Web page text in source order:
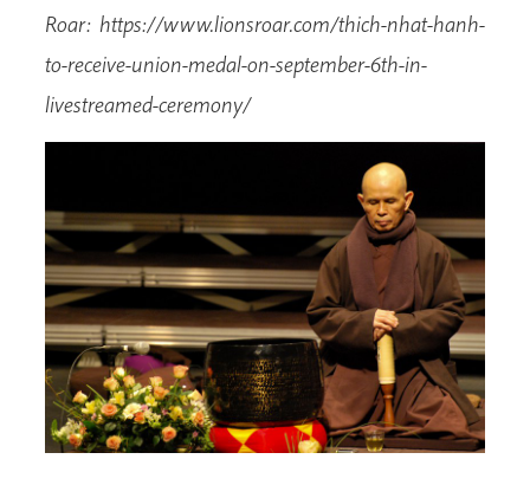
Roar: https://www.lionsroar.com/thich-nhat-hanh-
to-receive-union-medal-on-september-6th-in-
livestreamed-ceremony/